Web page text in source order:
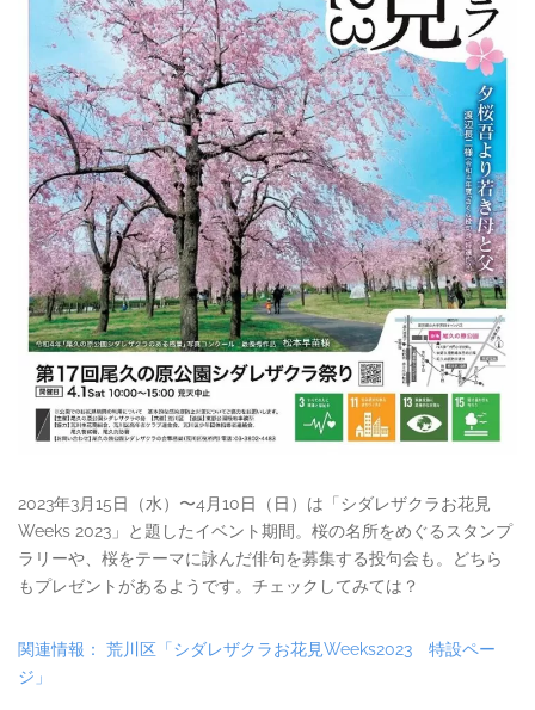
2023年3月15日（水）〜4月10日（日）は「シダレザクラお花見
Weeks 2023」と題したイベント期間。桜の名所をめぐるスタンプ
ラリーや、桜をテーマに詠んだ俳句を募集する投句会も。どちら
もプレゼントがあるようです。チェックしてみては？
関連情報： 荒川区「シダレザクラお花見Weeks2023 特設ペー
ジ」